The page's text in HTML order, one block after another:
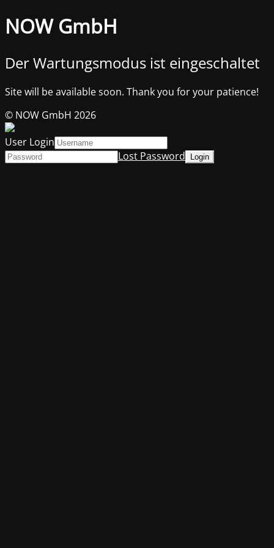
NOW GmbH
Der Wartungsmodus ist eingeschaltet
Site will be available soon. Thank you for your patience!
© NOW GmbH 2026
User Login
Lost Password